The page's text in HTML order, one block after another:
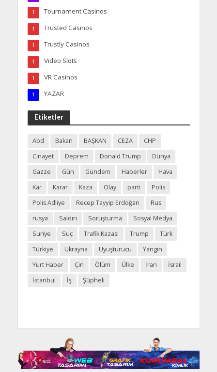
Tournament Casinos
1
Trusted Casinos
1
Trustly Casinos
1
Video Slots
1
VR Casinos
1
YAZAR
1
Etiketler
Abd Bakan BAŞKAN CEZA
CHP
Cinayet
Deprem Donald Trump
Dünya
Gazze
Gün Gündem Haberler
Hava
Kar
Karar Kaza Olay parti
Polis
Polis Adliye
Recep Tayyip Erdoğan
Rus
rusya
Saldırı Soruşturma
Sosyal Medya
Suriye
Suç Trafik Kazası Trump
Türk
Türkiye
Ukrayna Uyuşturucu
Yangın
Yurt Haber
Çin Ölüm Ülke İran
İsrail
İstanbul
İş Şüpheli